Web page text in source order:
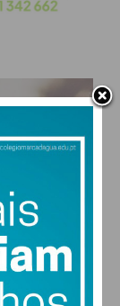
clear sky
humidade
30 • MIN 28
32 °
QUI